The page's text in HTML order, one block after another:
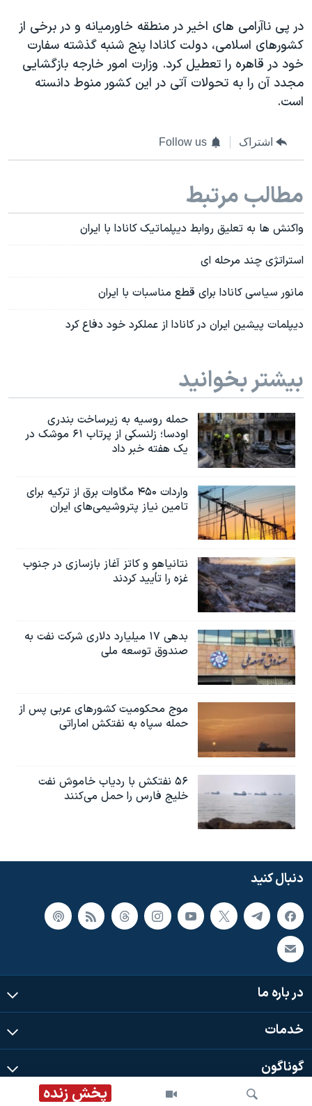
پخش زنده
در پی ناآرامی های اخیر در منطقه خاورمیانه و در برخی از
کشورهای اسلامی، دولت کانادا پنج شنبه گذشته سفارت
خود در قاهره را تعطیل کرد. وزارت امور خارجه بازگشایی
مجدد آن را به تحولات آتی در این کشور منوط دانسته
است.
اشتراک Follow us
مطالب مرتبط
واکنش ها به تعلیق روابط دیپلماتیک کانادا با ایران
استراتژی چند مرحله ای
مانور سیاسی کانادا برای قطع مناسبات با ایران
دیپلمات پیشین ایران در کانادا از عملکرد خود دفاع کرد
بیشتر بخوانید
حمله روسیه به زیرساخت بندری
اودسا؛ زلنسکی از پرتاب ۶۱ موشک در
یک هفته خبر داد
واردات ۴۵۰ مگاوات برق از ترکیه برای
تامین نیاز پتروشیمی‌های ایران
نتانیاهو و کاتز آغاز بازسازی در جنوب
غزه را تأیید کردند
بدهی ۱۷ میلیارد دلاری شرکت نفت به
صندوق توسعه ملی
موج محکومیت کشورهای عربی پس از
حمله سپاه به نفتکش اماراتی
۵۶ نفتکش با ردیاب خاموش نفت
خلیج فارس را حمل می‌کنند
دنبال کنید
در باره ما
خدمات
گوناگون